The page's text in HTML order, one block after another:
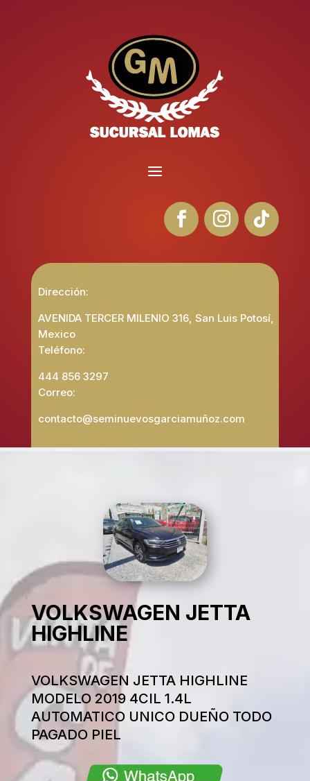
Dirección:
AVENIDA TERCER MILENIO 316, San Luis Potosí,
Mexico
Teléfono:
444 856 3297
Correo:
contacto@seminuevosgarciamuñoz.com
VOLKSWAGEN JETTA
HIGHLINE
VOLKSWAGEN JETTA HIGHLINE
MODELO 2019 4CIL 1.4L
AUTOMATICO UNICO DUEÑO TODO
PAGADO PIEL